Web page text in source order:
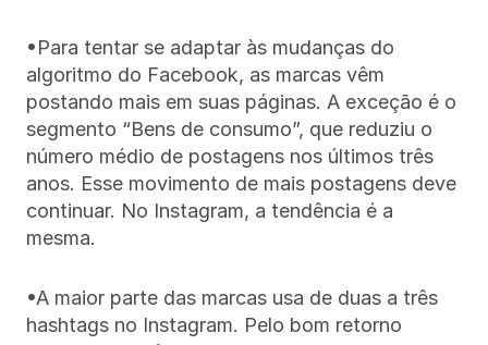
•Para tentar se adaptar às mudanças do
algoritmo do Facebook, as marcas vêm
postando mais em suas páginas. A exceção é o
segmento “Bens de consumo”, que reduziu o
número médio de postagens nos últimos três
anos. Esse movimento de mais postagens deve
continuar. No Instagram, a tendência é a
mesma.
•A maior parte das marcas usa de duas a três
hashtags no Instagram. Pelo bom retorno